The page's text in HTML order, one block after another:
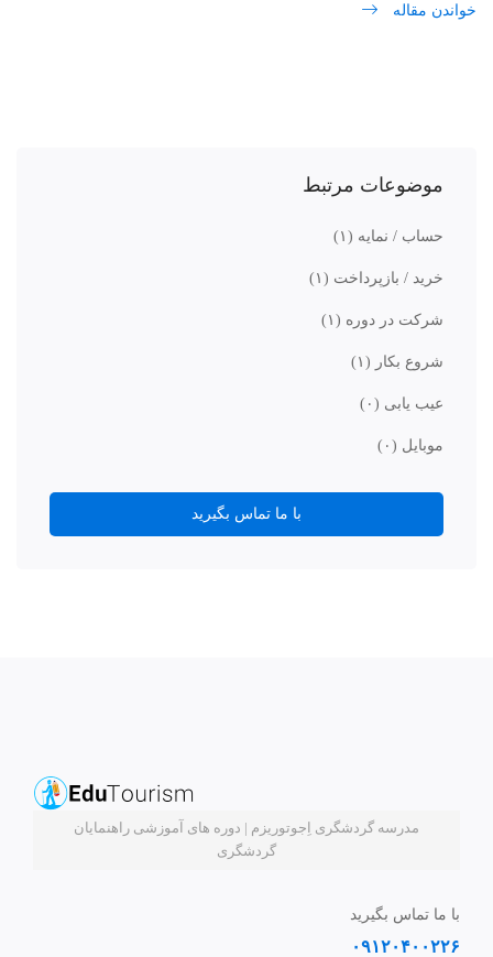
خواندن مقاله
موضوعات مرتبط
حساب / نمایه (۱)
خرید / بازپرداخت (۱)
شرکت در دوره (۱)
شروع بکار (۱)
عیب یابی (۰)
موبایل (۰)
با ما تماس بگیرید
مدرسه گردشگری اِجوتوریزم | دوره های آموزشی راهنمایان
گردشگری
با ما تماس بگیرید
۰۹۱۲۰۴۰۰۲۲۶